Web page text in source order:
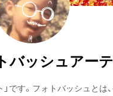
バッシュアーテ
です。フォトバッシュとは